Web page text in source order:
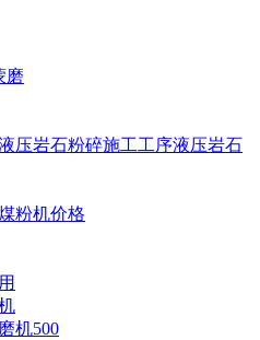
磨
压岩石粉碎施工工序液压岩石
粉机价格
机500